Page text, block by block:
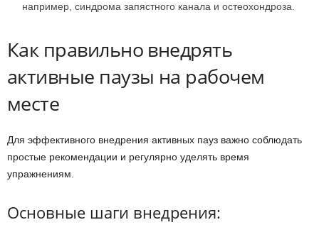
например, синдрома запястного канала и остеохондроза.
Как правильно внедрять
активные паузы на рабочем
месте
Для эффективного внедрения активных пауз важно соблюдать
простые рекомендации и регулярно уделять время
упражнениям.
Основные шаги внедрения: